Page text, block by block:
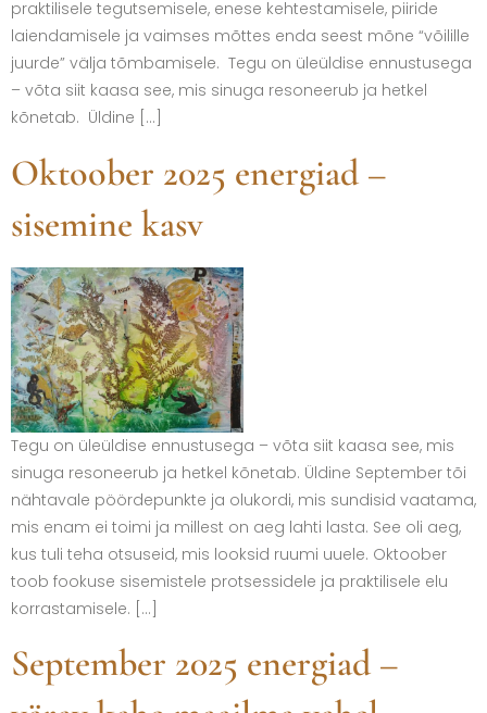
praktilisele tegutsemisele, enese kehtestamisele, piiride
laiendamisele ja vaimses mõttes enda seest mõne “võilille
juurde” välja tõmbamisele. Tegu on üleüldise ennustusega
– võta siit kaasa see, mis sinuga resoneerub ja hetkel
kõnetab. Üldine […]
Oktoober 2025 energiad –
sisemine kasv
Tegu on üleüldise ennustusega – võta siit kaasa see, mis
sinuga resoneerub ja hetkel kõnetab. Üldine September tõi
nähtavale pöördepunkte ja olukordi, mis sundisid vaatama,
mis enam ei toimi ja millest on aeg lahti lasta. See oli aeg,
kus tuli teha otsuseid, mis looksid ruumi uuele. Oktoober
toob fookuse sisemistele protsessidele ja praktilisele elu
korrastamisele. […]
September 2025 energiad –